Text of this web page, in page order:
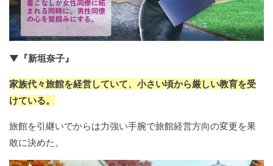
▼『新垣奈子』
家族代々旅館を経営していて、小さい頃から厳しい教育を受
けている。
旅館を引継いでからは力強い手腕で旅館経営方向の変更を果
敢に決めた。